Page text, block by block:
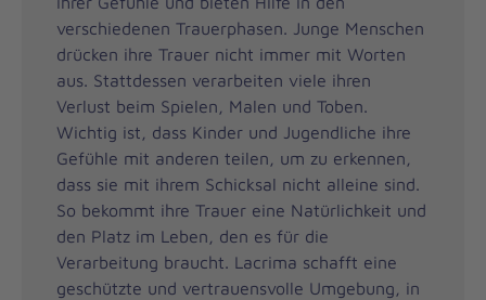
verschiedenen Trauerphasen. Junge Menschen
drücken ihre Trauer nicht immer mit Worten
aus. Stattdessen verarbeiten viele ihren
Verlust beim Spielen, Malen und Toben.
Wichtig ist, dass Kinder und Jugendliche ihre
Gefühle mit anderen teilen, um zu erkennen,
dass sie mit ihrem Schicksal nicht alleine sind.
So bekommt ihre Trauer eine Natürlichkeit und
den Platz im Leben, den es für die
Verarbeitung braucht. Lacrima schafft eine
geschützte und vertrauensvolle Umgebung, in